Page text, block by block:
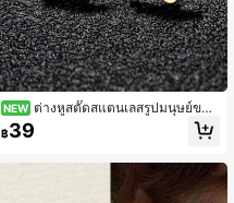
NEW ต่างหูสตั๊ดสแตนเลสรูปมนุษย์ขนม
ปังขิง 1 คู่ ของขวัญคริสต์มาส
฿39